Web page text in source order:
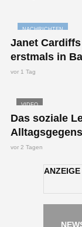
NACHRICHTEN
Janet
erstmals in
vor 1 Tag
VIDEO
Das soziale
vor 2 Tagen
ANZEIGE